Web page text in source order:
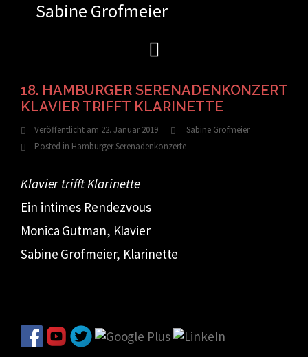
Sabine Grofmeier
18. HAMBURGER SERENADENKONZERT
KLAVIER TRIFFT KLARINETTE
Veröffentlicht am 22. Januar 2019
Sabine Grofmeier
Posted in Hamburger Serenadenkonzerte
Klavier trifft Klarinette
Ein intimes Rendezvous
Monica Gutman, Klavier
Sabine Grofmeier, Klarinette